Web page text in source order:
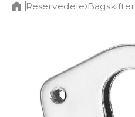
Reservedele Bagskifter